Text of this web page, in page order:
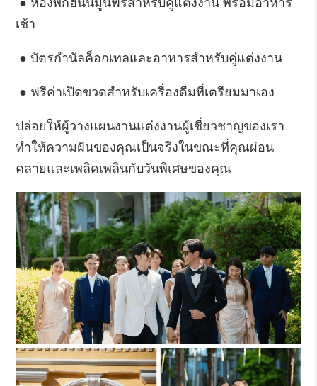
เช้า
●บัตรกำนัลค็อกเทลและอาหารสำหรับคู่แต่งงาน
● ฟรีค่าเปิดขวดสำหรับเครื่องดื่มที่เตรียมมาเอง
ปล่อยให้ผู้วางแผนงานแต่งงานผู้เชี่ยวชาญของเรา
ทำให้ความฝันของคุณเป็นจริงในขณะที่คุณผ่อน
คลายและเพลิดเพลินกับวันพิเศษของคุณ